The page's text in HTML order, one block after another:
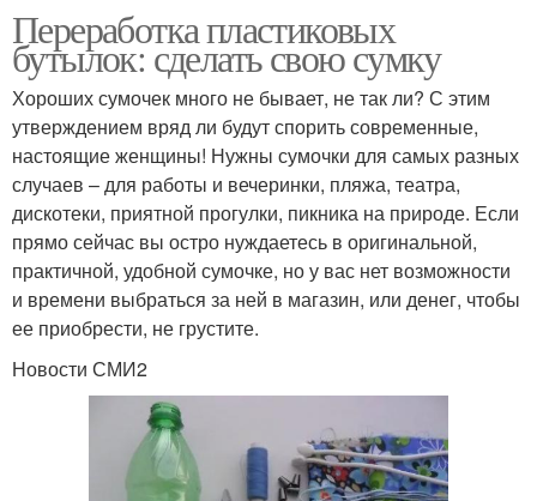
Переработка пластиковых
бутылок: сделать свою сумку
Хороших сумочек много не бывает, не так ли? С этим
утверждением вряд ли будут спорить современные,
настоящие женщины! Нужны сумочки для самых разных
случаев – для работы и вечеринки, пляжа, театра,
дискотеки, приятной прогулки, пикника на природе. Если
прямо сейчас вы остро нуждаетесь в оригинальной,
практичной, удобной сумочке, но у вас нет возможности
и времени выбраться за ней в магазин, или денег, чтобы
ее приобрести, не грустите.
Новости СМИ2